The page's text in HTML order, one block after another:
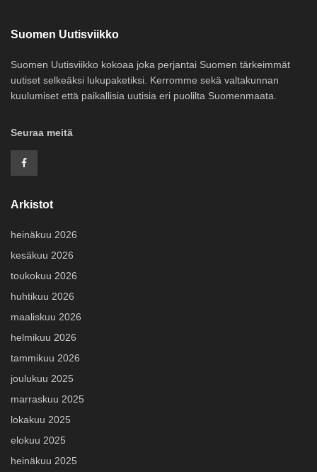
Suomen Uutisviikko
Suomen Uutisviikko kokoaa joka perjantai Suomen tärkeimmät
uutiset selkeäksi lukupaketiksi. Kerromme sekä valtakunnan
kuulumiset että paikallisia uutisia eri puolilta Suomenmaata.
Seuraa meitä
Arkistot
heinäkuu 2026
kesäkuu 2026
toukokuu 2026
huhtikuu 2026
maaliskuu 2026
helmikuu 2026
tammikuu 2026
joulukuu 2025
marraskuu 2025
lokakuu 2025
elokuu 2025
heinäkuu 2025